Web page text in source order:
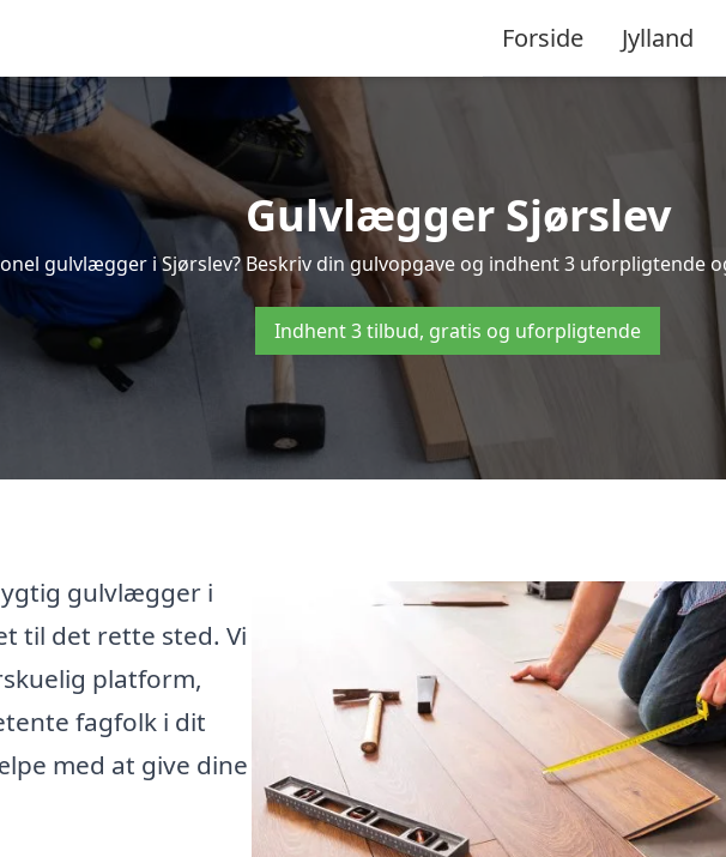
Forside Jylland
Gulvlægger Sjørslev
gulvlægger i Sjørslev? Beskriv din gulvopgave og indhent 3 uforpligtende
Indhent 3 tilbud, gratis og uforpligtende
gulvlægger i
til det rette sted. Vi
platform,
fagfolk i dit
med at give dine